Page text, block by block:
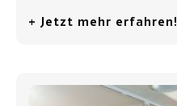
+ Jetzt mehr erfahren!